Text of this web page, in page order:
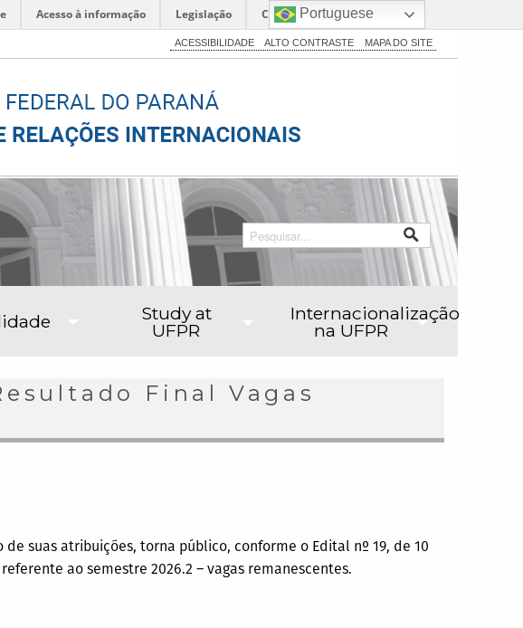
Acesso à informação Legislação Canais
ACESSIBILIDADE ALTO CONTRASTE MAPA DO SITE
Study at
UFPR
Internacionalização
na UFPR
Final Vagas
suas atribuições, torna público, conforme o Edital nº 19, de 10
ao semestre 2026.2 – vagas remanescentes.
Portuguese